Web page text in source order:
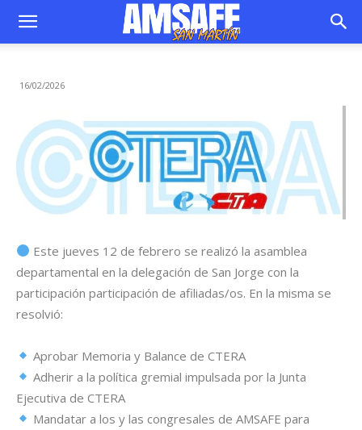
16/02/2026
Este jueves 12 de febrero se realizó la asamblea
departamental en la delegación de San Jorge con la
participación participación de afiliadas/os. En la misma se
resolvió:
Aprobar Memoria y Balance de CTERA
Adherir a la política gremial impulsada por la Junta
Ejecutiva de CTERA
Mandatar a los y las congresales de AMSAFE para